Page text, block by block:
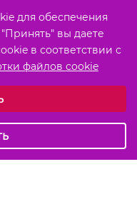
для обеспечения
вы даете
в соответствии с
файлов cookie